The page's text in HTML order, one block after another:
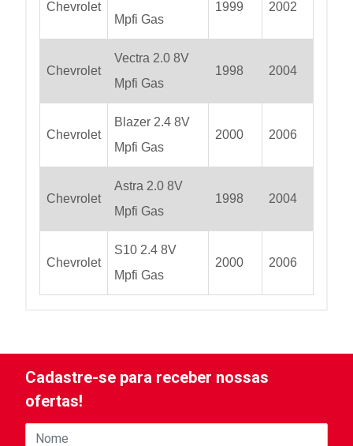
Chevrolet
Mpfi Gas
1999 2002
Chevrolet
Vectra 2.0 8V
Mpfi Gas
1998 2004
Chevrolet
Blazer 2.4 8V
Mpfi Gas
2000 2006
Chevrolet
Astra 2.0 8V
Mpfi Gas
1998 2004
Chevrolet
S10 2.4 8V
Mpfi Gas
2000 2006
Cadastre-se para receber nossas
ofertas!